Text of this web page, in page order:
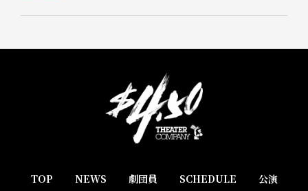
TOP NEWS 劇団員 SCHEDULE 公演